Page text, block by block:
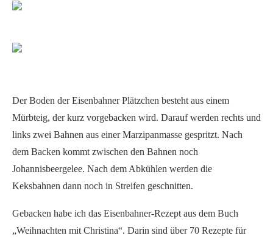
Der Boden der Eisenbahner Plätzchen besteht aus einem
Mürbteig, der kurz vorgebacken wird. Darauf werden rechts und
links zwei Bahnen aus einer Marzipanmasse gespritzt. Nach
dem Backen kommt zwischen den Bahnen noch
Johannisbeergelee. Nach dem Abkühlen werden die
Keksbahnen dann noch in Streifen geschnitten.
Gebacken habe ich das Eisenbahner-Rezept aus dem Buch
„Weihnachten mit Christina“. Darin sind über 70 Rezepte für